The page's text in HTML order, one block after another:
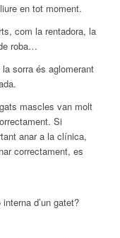
en tot moment.
com la rentadora, la
roba…
sorra és aglomerant
mascles van molt
Si
anar a la clínica,
correctament, es
d’un gatet?